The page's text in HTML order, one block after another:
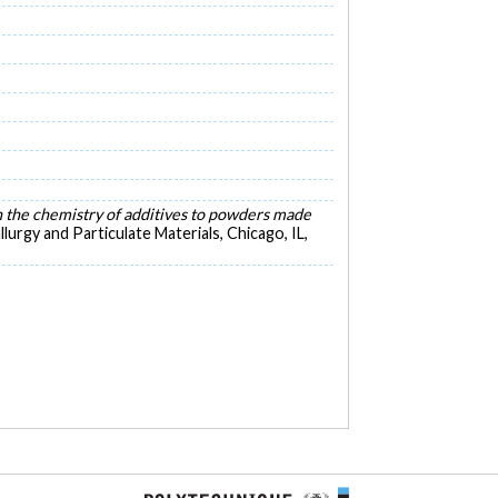
chemistry of additives to powders made
and Particulate Materials, Chicago, IL,